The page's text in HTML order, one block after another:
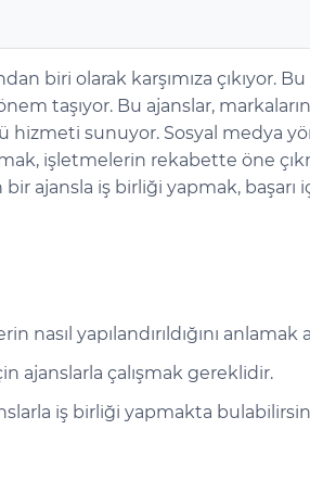
biri olarak karşımıza çıkıyor.
taşıyor. Bu ajanslar,
sunuyor. Sosyal medya
işletmelerin rekabette öne
ajansla iş birliği yapmak, başarı
nasıl yapılandırıldığını anlamak
ajanslarla çalışmak gereklidir.
iş birliği yapmakta